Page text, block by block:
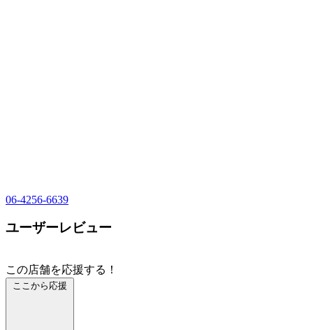
06-4256-6639
ユーザーレビュー
この店舗を応援する！
ここから応援